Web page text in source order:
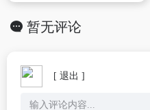
暂无评论
[ 退出 ]